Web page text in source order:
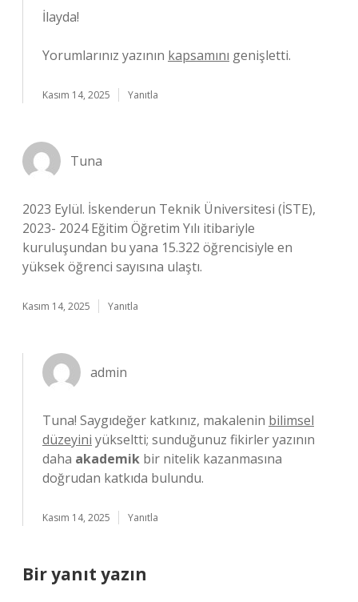
İlayda!
Yorumlarınız yazının kapsamını genişletti.
Kasım 14, 2025 Yanıtla
Tuna
2023 Eylül. İskenderun Teknik Üniversitesi (İSTE),
2023- 2024 Eğitim Öğretim Yılı itibariyle
kuruluşundan bu yana 15.322 öğrencisiyle en
yüksek öğrenci sayısına ulaştı.
Kasım 14, 2025 Yanıtla
admin
Tuna! Saygıdeğer katkınız, makalenin bilimsel
düzeyini yükseltti; sunduğunuz fikirler yazının
daha akademik bir nitelik kazanmasına
doğrudan katkıda bulundu.
Kasım 14, 2025 Yanıtla
Bir yanıt yazın